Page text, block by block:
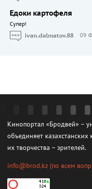
Едоки картофеля
Cупер!
ivan.dalmatov.88
09
Кинопортал «Бродвей» –
объединяет
их творчества – зрителей.
info@brod.kz (по всем